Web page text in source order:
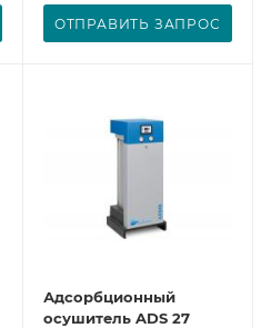
ОТПРАВИТЬ ЗАПРОС
Адсорбционный
осушитель ADS 27